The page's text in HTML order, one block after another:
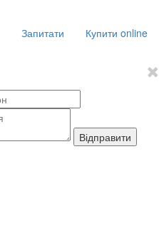
Запитати Купити online
Відправити